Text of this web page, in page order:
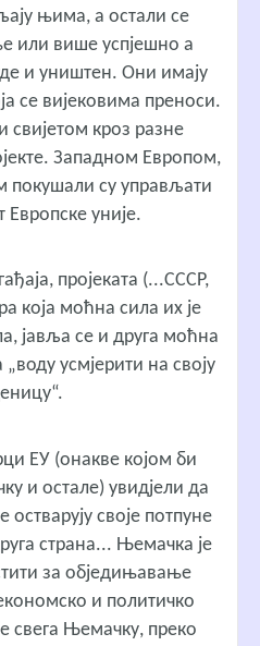
њима, а остали се
или више успјешно а
и уништен. Они имају
се вијековима преноси.
свијетом кроз разне
Западном Европом,
покушали су управљати
Европске уније.
пројеката (...СССР,
која моћна сила их је
јавља се и друга моћна
усмјерити на своју
ЕУ (онакве којом би
и остале) увидјели да
своје потпуне
страна... Њемачка је
за обједињавање
и политичко
свега Њемачку, преко